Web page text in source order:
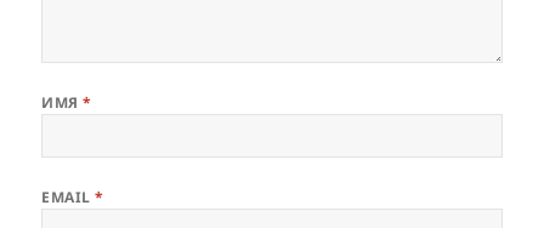
ИМЯ*
EMAIL*